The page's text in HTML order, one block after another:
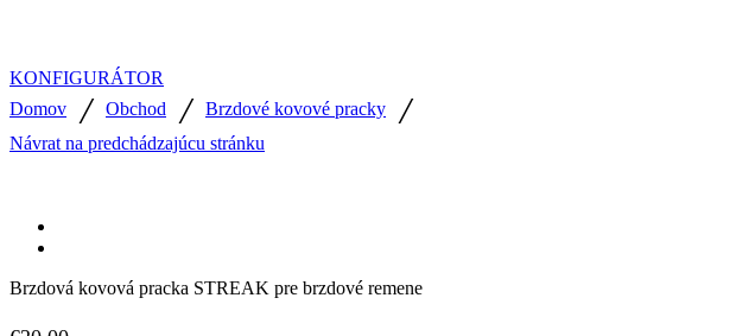
KONFIGURÁTOR
Domov
/ Obchod / Brzdové kovové pracky /
Návrat na predchádzajúcu stránku
Brzdová kovová pracka STREAK pre brzdové remene